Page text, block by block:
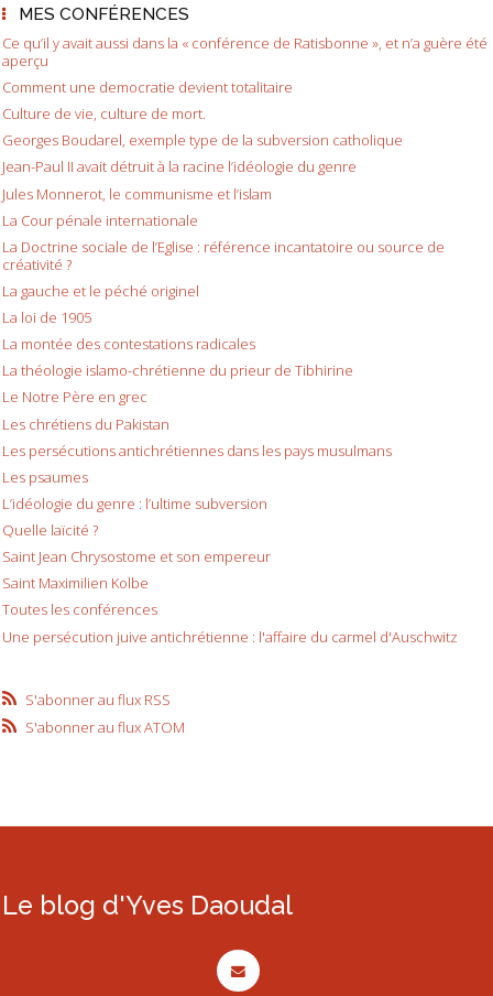
MES CONFÉRENCES
Ce qu’il y avait aussi dans la « conférence de Ratisbonne », et n’a guère été
aperçu
Comment une democratie devient totalitaire
Culture de vie, culture de mort.
Georges Boudarel, exemple type de la subversion catholique
Jean-Paul II avait détruit à la racine l’idéologie du genre
Jules Monnerot, le communisme et l’islam
La Cour pénale internationale
La Doctrine sociale de l’Eglise : référence incantatoire ou source de
créativité ?
La gauche et le péché originel
La loi de 1905
La montée des contestations radicales
La théologie islamo-chrétienne du prieur de Tibhirine
Le Notre Père en grec
Les chrétiens du Pakistan
Les persécutions antichrétiennes dans les pays musulmans
Les psaumes
L’idéologie du genre : l’ultime subversion
Quelle laïcité ?
Saint Jean Chrysostome et son empereur
Saint Maximilien Kolbe
Toutes les conférences
Une persécution juive antichrétienne : l'affaire du carmel d'Auschwitz
S'abonner au flux RSS
S'abonner au flux ATOM
Le blog d'Yves Daoudal